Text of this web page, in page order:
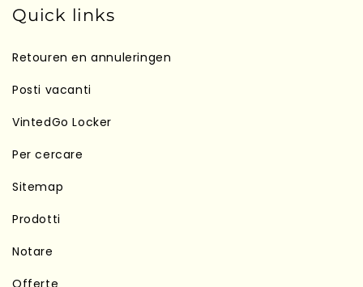
Quick links
Retouren en annuleringen
Posti vacanti
VintedGo Locker
Per cercare
Sitemap
Prodotti
Notare
Offerte